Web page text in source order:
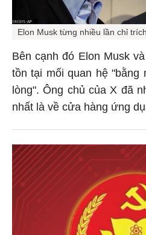
Elon Musk từng nhiều lần chỉ
Bên cạnh đó Elon Musk
tồn tại mối quan hệ "bằng
lòng". Ông chủ của X đã
nhất là về cửa hàng ứng